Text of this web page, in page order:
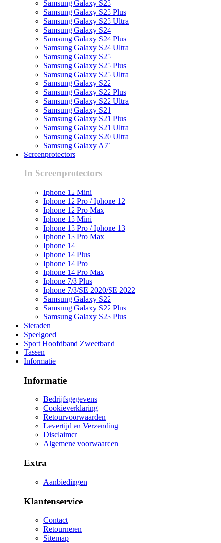
Samsung Galaxy S23
Samsung Galaxy S23 Plus
Samsung Galaxy S23 Ultra
Samsung Galaxy S24
Samsung Galaxy S24 Plus
Samsung Galaxy S24 Ultra
Samsung Galaxy S25
Samsung Galaxy S25 Plus
Samsung Galaxy S25 Ultra
Samsung Galaxy S22
Samsung Galaxy S22 Plus
Samsung Galaxy S22 Ultra
Samsung Galaxy S21
Samsung Galaxy S21 Plus
Samsung Galaxy S21 Ultra
Samsung Galaxy S20 Ultra
Samsung Galaxy A71
Screenprotectors
In Screenprotectors
Iphone 12 Mini
Iphone 12 Pro / Iphone 12
Iphone 12 Pro Max
Iphone 13 Mini
Iphone 13 Pro / Iphone 13
Iphone 13 Pro Max
Iphone 14
Iphone 14 Plus
Iphone 14 Pro
Iphone 14 Pro Max
Iphone 7/8 Plus
Iphone 7/8/SE 2020/SE 2022
Samsung Galaxy S22
Samsung Galaxy S22 Plus
Samsung Galaxy S23 Plus
Sieraden
Speelgoed
Sport Hoofdband Zweetband
Tassen
Informatie
Informatie
Bedrijfsgegevens
Cookieverklaring
Retourvoorwaarden
Levertijd en Verzending
Disclaimer
Algemene voorwaarden
Extra
Aanbiedingen
Klantenservice
Contact
Retourneren
Sitemap